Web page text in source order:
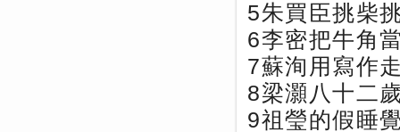
5朱買臣挑柴
6李密把牛角
7蘇洵用寫作
8梁灝八十二
9祖瑩的假睡